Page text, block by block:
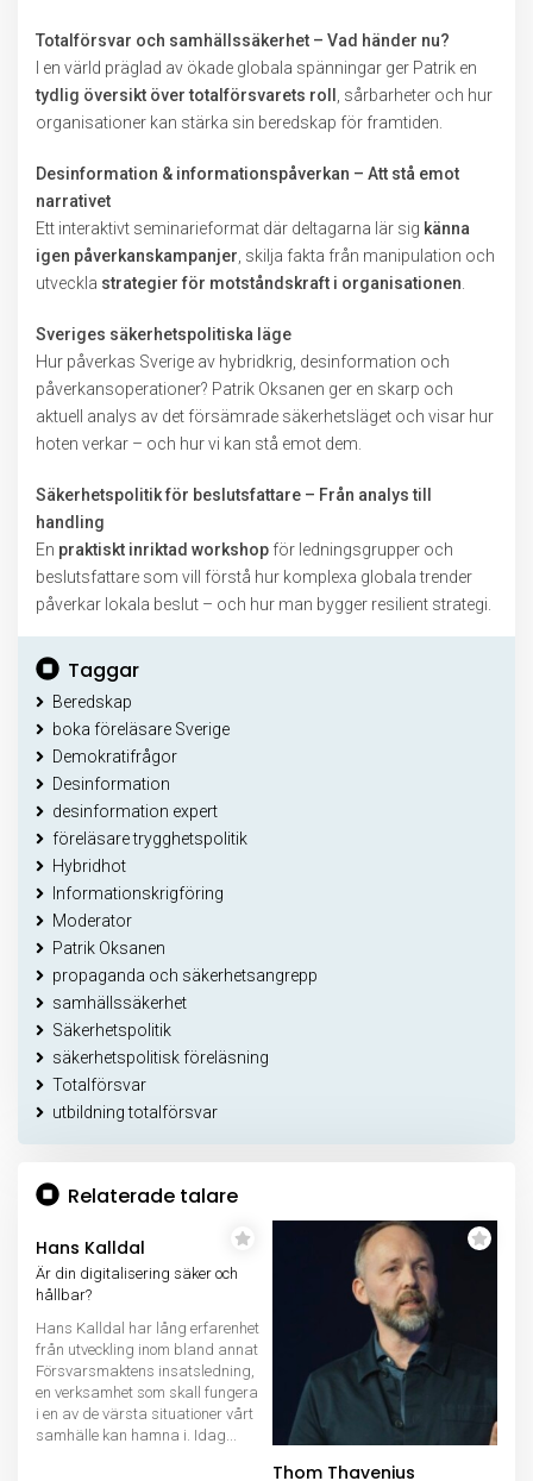
Totalförsvar och samhällssäkerhet – Vad händer nu?
I en värld präglad av ökade globala spänningar ger Patrik en
tydlig översikt över totalförsvarets roll
, sårbarheter och hur
organisationer kan stärka sin beredskap för framtiden.
Desinformation & informationspåverkan – Att stå emot
narrativet
Ett interaktivt seminarieformat där deltagarna lär sig känna
igen påverkanskampanjer , skilja fakta från manipulation och
utveckla strategier för motståndskraft i organisationen
Sveriges säkerhetspolitiska läge
Hur påverkas Sverige av hybridkrig, desinformation och
påverkansoperationer? Patrik Oksanen ger en skarp och
aktuell analys av det försämrade säkerhetsläget och visar hur
hoten verkar – och hur vi kan stå emot dem.
Säkerhetspolitik för beslutsfattare – Från analys till
handling
En praktiskt inriktad workshop för ledningsgrupper och
beslutsfattare som vill förstå hur komplexa globala trender
påverkar lokala beslut – och hur man bygger resilient strategi.
Taggar
Beredskap
boka föreläsare Sverige
Demokratifrågor
Desinformation
desinformation expert
föreläsare trygghetspolitik
Hybridhot
Informationskrigföring
Moderator
Patrik Oksanen
propaganda och säkerhetsangrepp
samhällssäkerhet
Säkerhetspolitik
säkerhetspolitisk föreläsning
Totalförsvar
utbildning totalförsvar
Relaterade talare
Hans Kalldal
Är din digitalisering säker och
hållbar?
Hans Kalldal har lång erfarenhet
från utveckling inom bland annat
Försvarsmaktens insatsledning,
en verksamhet som skall fungera
i en av de värsta situationer vårt
samhälle kan hamna i. Idag...
Thom Thavenius